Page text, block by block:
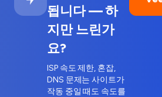
됩니다 — 하
지만 느린가
요?
ISP 속도 제한, 혼잡,
DNS 문제는 사이트가
작동 중일 때도 속도를